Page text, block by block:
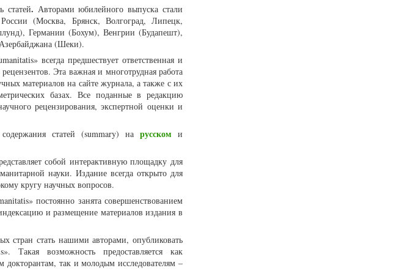
статей. Авторами юбилейного выпуска стали
(Москва, Брянск, Волгоград, Липецк,
Германии (Бохум), Венгрии (Будапешт),
(Шеки).
всегда предшествует ответственная и
Эта важная и многотрудная работа
материалов на сайте журнала, а также с их
базах. Все поданные в редакцию
рецензирования, экспертной оценки и
статей (summary) на русском и
собой интерактивную площадку для
науки. Издание всегда открыто для
кругу научных вопросов.
постоянно занята совершенствованием
и размещение материалов издания в
стран стать нашими авторами, опубликовать
Такая возможность предоставляется как
докторантам, так и молодым исследователям –